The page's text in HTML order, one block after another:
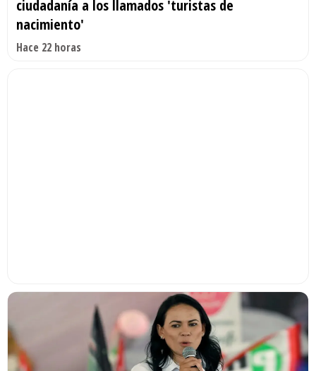
ciudadanía a los llamados 'turistas de
nacimiento'
Hace 22 horas